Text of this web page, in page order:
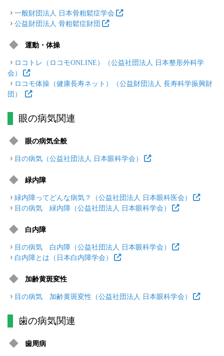
一般財団法人 日本骨粗鬆症学会
公益財団法人 骨粗鬆症財団
運動・体操
ロコトレ（ロコモONLINE）（公益社団法人 日本整形外科学
会）
ロコモ体操（健康長寿ネット）（公益財団法人 長寿科学振興財
団）
眼の病気関連
眼の病気全般
目の病気（公益社団法人 日本眼科学会）
緑内障
緑内障ってどんな病気？（公益社団法人 日本眼科医会）
目の病気 緑内障（公益社団法人 日本眼科学会）
白内障
目の病気 白内障（公益社団法人 日本眼科学会）
白内障とは（日本白内障学会）
加齢黄斑変性
目の病気 加齢黄斑変性（公益社団法人 日本眼科学会）
歯の病気関連
歯周病